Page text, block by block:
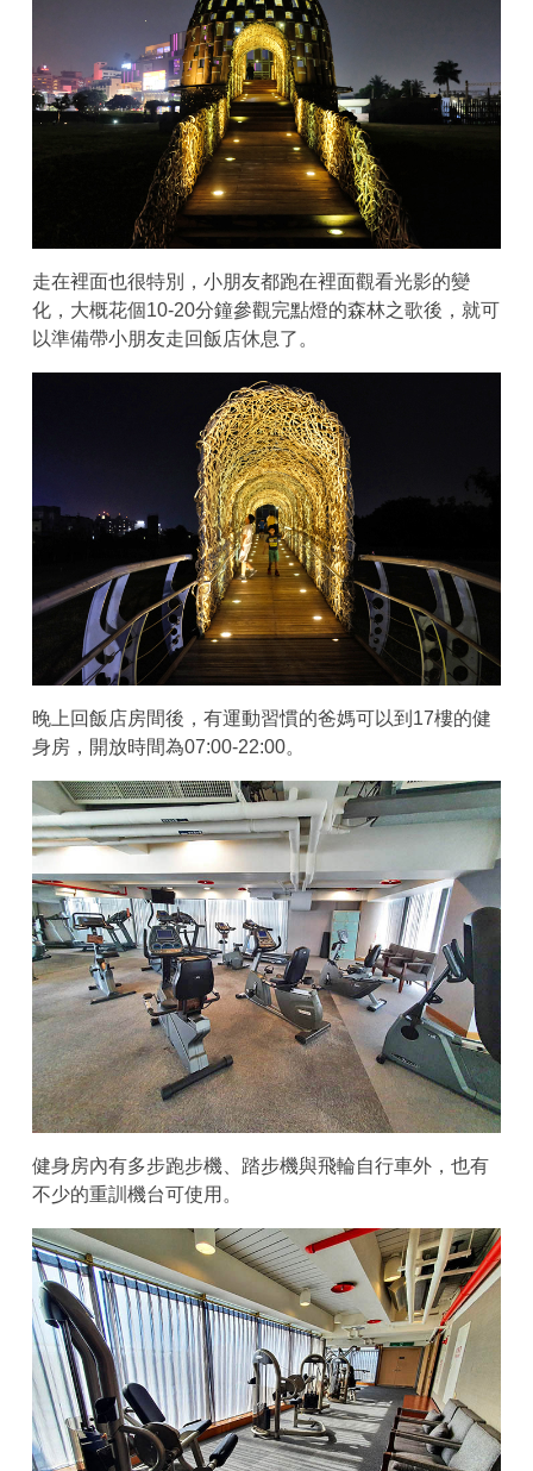
走在裡面也很特別，小朋友都跑在裡面觀看光影的變
化，大概花個10-20分鐘參觀完點燈的森林之歌後，就可
以準備帶小朋友走回飯店休息了。
晚上回飯店房間後，有運動習慣的爸媽可以到17樓的健
身房，開放時間為07:00-22:00。
健身房內有多步跑步機、踏步機與飛輪自行車外，也有
不少的重訓機台可使用。